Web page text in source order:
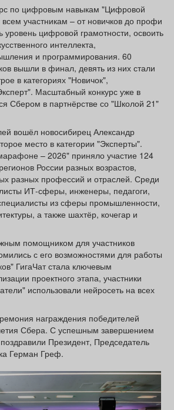
Обучение Проекты
Поздравления Погода
Я - пенсионер
по цифровым навыкам "Цифровой
участникам – от новичков до профи
уровень цифровой грамотности, освоить
интеллекта,
и программирования. 60
вышли в финал, девять из них стали
в категориях "Новичок",
Масштабный конкурс уже в
Сбером в партнёрстве со "Школой 21"
вошёл новосибирец Александр
место в категории "Эксперты".
– 2026" приняло участие 124
России разных возрастов,
разных профессий и отраслей. Среди
ИТ-сферы, инженеры, педагоги,
из сферы промышленности,
а также шахтёр, кочегар и
помощником для участников
с его возможностями для работы
ГигаЧат стала ключевым
проектного этапа, участники
использовали нейросеть на всех
награждения победителей
Сбера. С успешным завершением
поздравили Президент, Председатель
Герман Греф.